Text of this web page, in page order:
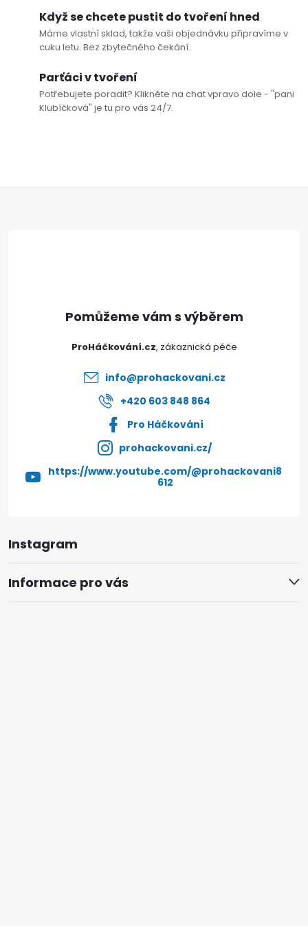
y
Když se chcete pustit do tvoření hned
Máme vlastní sklad, takže vaši objednávku připravíme v
cuku letu. Bez zbytečného čekání.
Parťáci v tvoření
Potřebujete poradit? Klikněte na chat vpravo dole - "pani
Klubíčková" je tu pro vás 24/7.
Instagram
Informace pro vás
ProHáčkování.cz
info@prohackovani.cz
+420 603 848 864
Pro Háčkování
prohackovani.cz/
https://www.youtube.com/@prohackovani8
612